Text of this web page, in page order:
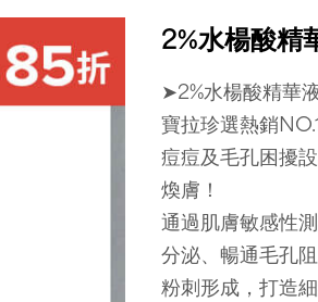
2%水楊酸精
➤2%水楊酸精華
寶拉珍選熱銷
痘痘及毛孔困擾
煥膚！
通過肌膚敏感性
分泌、暢通毛孔
粉刺形成，打造